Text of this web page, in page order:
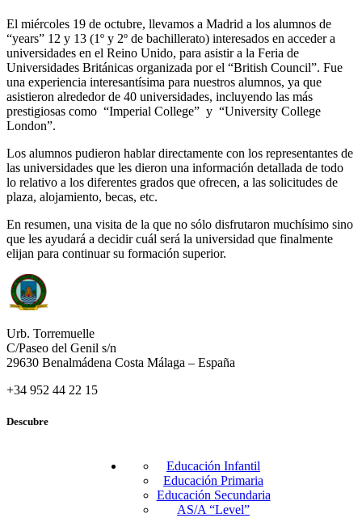
El miércoles 19 de octubre, llevamos a Madrid a los alumnos de
“years” 12 y 13 (1º y 2º de bachillerato) interesados en acceder a
universidades en el Reino Unido, para asistir a la Feria de
Universidades Británicas organizada por el “British Council”. Fue
una experiencia interesantísima para nuestros alumnos, ya que
asistieron alrededor de 40 universidades, incluyendo las más
prestigiosas como “Imperial College” y “University College
London”.
Los alumnos pudieron hablar directamente con los representantes de
las universidades que les dieron una información detallada de todo
lo relativo a los diferentes grados que ofrecen, a las solicitudes de
plaza, alojamiento, becas, etc.
En resumen, una visita de la que no sólo disfrutaron muchísimo sino
que les ayudará a decidir cuál será la universidad que finalmente
elijan para continuar su formación superior.
Urb. Torremuelle
C/Paseo del Genil s/n
29630 Benalmádena Costa Málaga – España
+34 952 44 22 15
Descubre
Educación Infantil
Educación Primaria
Educación Secundaria
AS/A “Level”